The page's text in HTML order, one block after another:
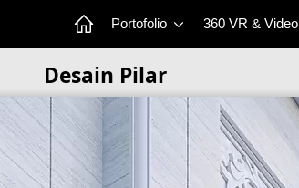
Portofolio 360 VR & Video
Desain Pilar